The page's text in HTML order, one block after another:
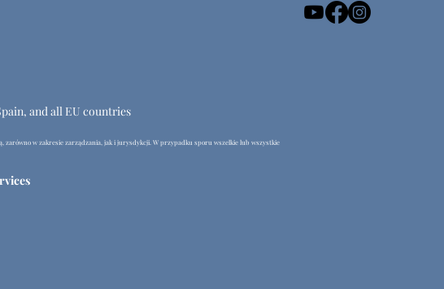
and all EU countries
zarówno w zakresie zarządzania, jak i jurysdykcji. W przypadku sporu wszelkie lub wszystkie